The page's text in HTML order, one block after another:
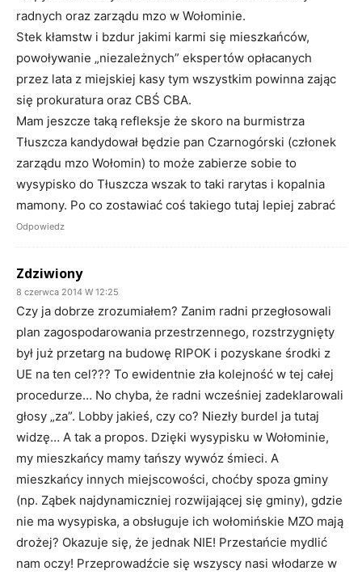
radnych oraz zarządu mzo w Wołominie.
Stek kłamstw i bzdur jakimi karmi się mieszkańców,
powoływanie „niezależnych” ekspertów opłacanych
przez lata z miejskiej kasy tym wszystkim powinna zając
się prokuratura oraz CBŚ CBA.
Mam jeszcze taką refleksje że skoro na burmistrza
Tłuszcza kandydował będzie pan Czarnogórski (członek
zarządu mzo Wołomin) to może zabierze sobie to
wysypisko do Tłuszcza wszak to taki rarytas i kopalnia
mamony. Po co zostawiać coś takiego tutaj lepiej zabrać
Odpowiedz
Zdziwiony
8 czerwca 2014 W 12:25
Czy ja dobrze zrozumiałem? Zanim radni przegłosowali
plan zagospodarowania przestrzennego, rozstrzygnięty
był już przetarg na budowę RIPOK i pozyskane środki z
UE na ten cel??? To ewidentnie zła kolejność w tej całej
procedurze… No chyba, że radni wcześniej zadeklarowali
głosy „za”. Lobby jakieś, czy co? Niezły burdel ja tutaj
widzę… A tak a propos. Dzięki wysypisku w Wołominie,
my mieszkańcy mamy tańszy wywóz śmieci. A
mieszkańcy innych miejscowości, choćby spoza gminy
(np. Ząbek najdynamiczniej rozwijającej się gminy), gdzie
nie ma wysypiska, a obsługuje ich wołomińskie MZO mają
drożej? Okazuje się, że jednak NIE! Przestańcie mydlić
nam oczy! Przeprowadźcie się wszyscy nasi włodarze w